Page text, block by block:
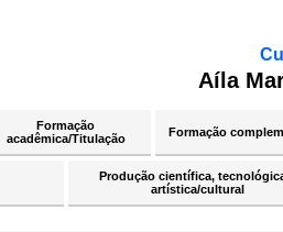
Aíla
Formação
acadêmica/Titulação
Formação
Produção científica,
artística/cultural